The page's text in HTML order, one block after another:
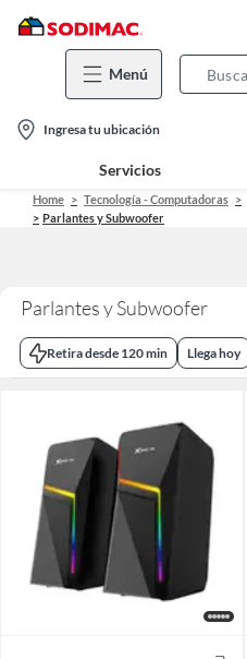
Menú
location-
icon
Ingresa tu ubicación
Servicios
Home Tecnología - Computadoras
Parlantes y Subwoofer
Parlantes y Subwoofer
Retira desde 120 min Llega hoy